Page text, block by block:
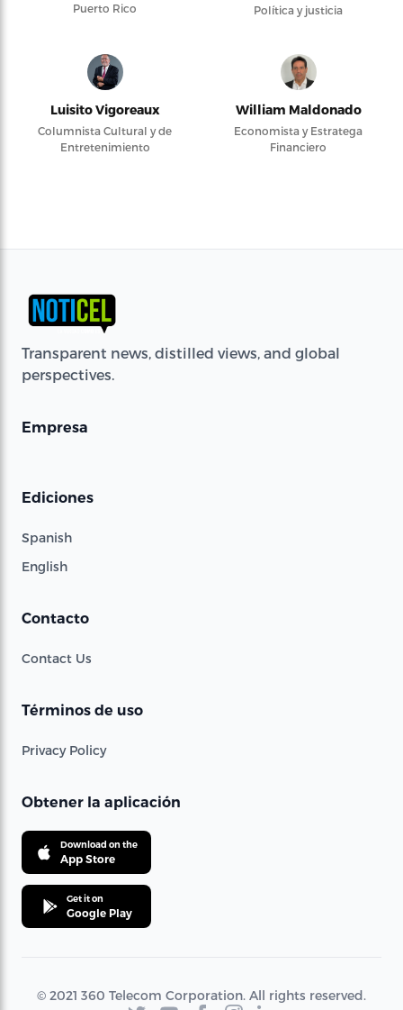
Puerto Rico
Política y justicia
Luisito Vigoreaux
Columnista Cultural y de
Entretenimiento
William Maldonado
Economista y Estratega
Financiero
Transparent news, distilled views, and global
perspectives.
Empresa
Ediciones
Spanish
English
Contacto
Contact Us
Términos de uso
Privacy Policy
Obtener la aplicación
Download on the
App Store
Get it on
Google Play
© 2021 360 Telecom Corporation. All rights reserved.